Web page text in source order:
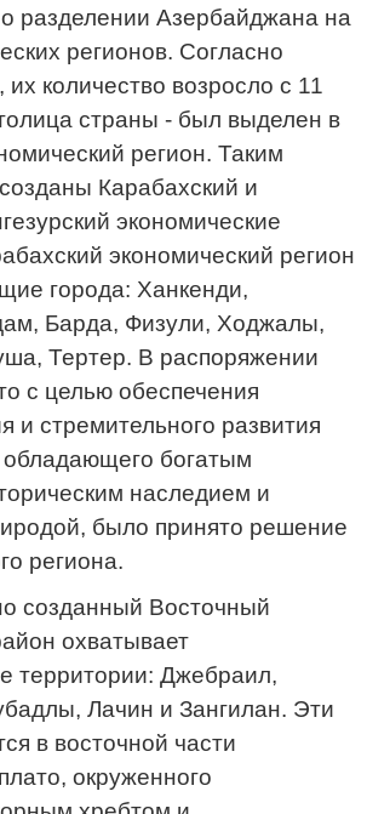
разделении Азербайджана на
регионов. Согласно
количество возросло с 11
страны - был выделен в
регион. Таким
Карабахский и
экономические
экономический регион
города: Ханкенди,
Барда, Физули, Ходжалы,
Тертер. В распоряжении
с целью обеспечения
и стремительного развития
обладающего богатым
наследием и
было принято решение
региона.
созданный Восточный
охватывает
территории: Джебраил,
Лачин и Зангилан. Эти
в восточной части
окруженного